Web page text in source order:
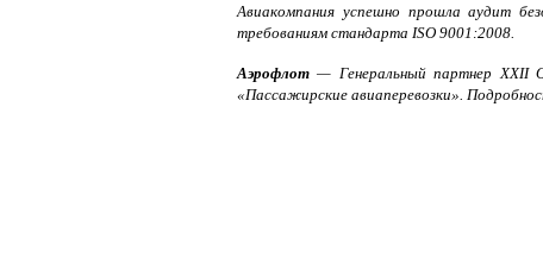
Авиакомпания успешно прошла аудит
требованиям стандарта ISO 9001:2008.
Аэрофлот— Генеральный партнер XXII
«Пассажирские авиаперевозки».